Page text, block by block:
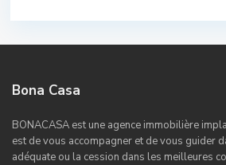
Bona Casa
BONACASA est une agence immobilière
est de vous accompagner et de vous guider
adéquate ou la cession dans les meilleures